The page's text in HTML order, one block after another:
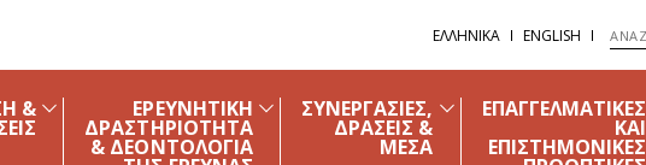
ΕΛΛΗΝΙΚΑ ENGLISH
& ΕΡΕΥΝΗΤΙΚΗ
ΔΡΑΣΤΗΡΙΟΤΗΤΑ
& ΔΕΟΝΤΟΛΟΓΙΑ
ΣΥΝΕΡΓΑΣΙΕΣ,
ΔΡΑΣΕΙΣ &
ΜΕΣΑ
ΕΠΑΓΓΕΛΜΑΤΙΚΕΣ
ΚΑΙ
ΕΠΙΣΤΗΜΟΝΙΚΕΣ